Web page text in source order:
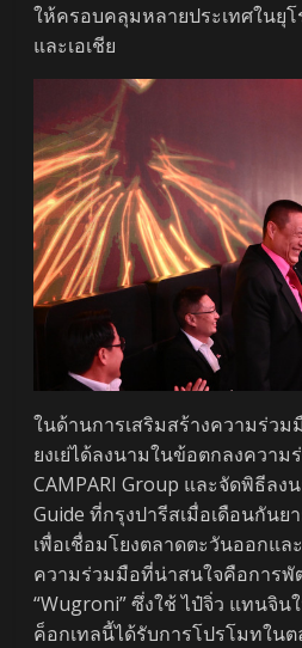
ให้ครอบคลุมหลายประเทศในยุโ
และเอเชีย
ในด้านการเสริมสร้างความร่วม
ยงเย่ได้ลงนามในข้อตกลงความ
CAMPARI Group และจัดพิธีลง
Guide ที่กรุงปารีสเมื่อเดือนกันย
เพื่อเชื่อมโยงตลาดตะวันออกแ
ความร่วมมือที่น่าสนใจคือการพั
“Wugroni” ซึ่งใช้ ไป๋จิ่ว แทนจิ
ค็อกเทลนี้ได้รับการโปรโมทในต